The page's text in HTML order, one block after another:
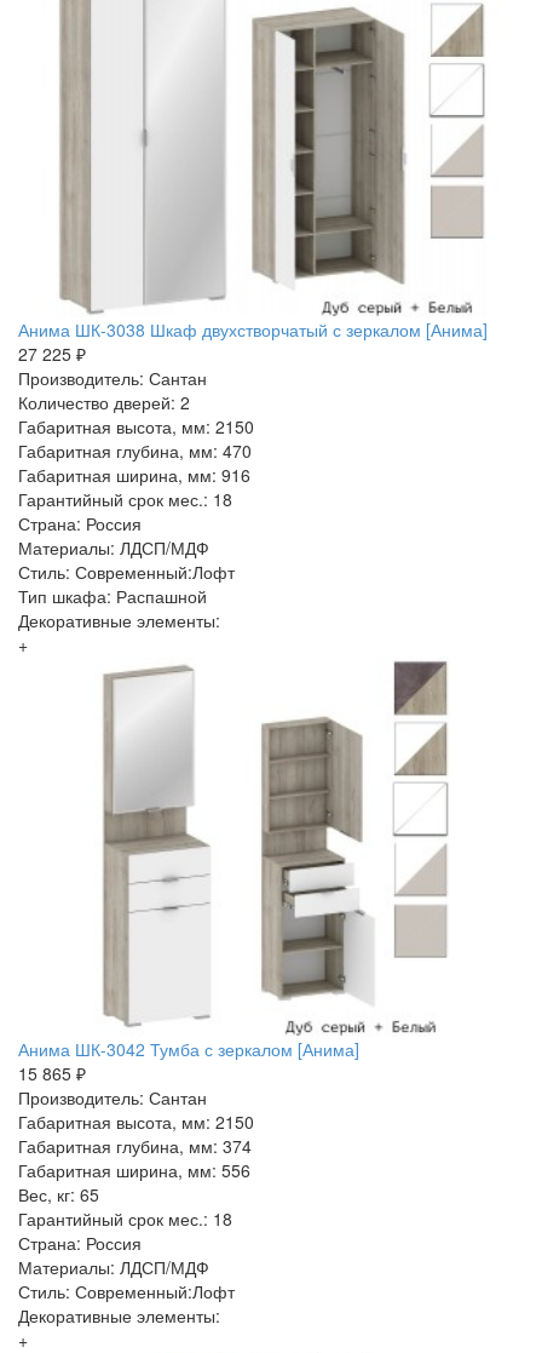
Анима ШК-3038 Шкаф двухстворчатый с зеркалом [Анима]
27 225 ₽
Производитель: Сантан
Количество дверей: 2
Габаритная высота, мм: 2150
Габаритная глубина, мм: 470
Габаритная ширина, мм: 916
Гарантийный срок мес.: 18
Страна: Россия
Материалы: ЛДСП/МДФ
Стиль: Современный:Лофт
Тип шкафа: Распашной
Декоративные элементы:
+
Анима ШК-3042 Тумба с зеркалом [Анима]
15 865 ₽
Производитель: Сантан
Габаритная высота, мм: 2150
Габаритная глубина, мм: 374
Габаритная ширина, мм: 556
Вес, кг: 65
Гарантийный срок мес.: 18
Страна: Россия
Материалы: ЛДСП/МДФ
Стиль: Современный:Лофт
Декоративные элементы:
+